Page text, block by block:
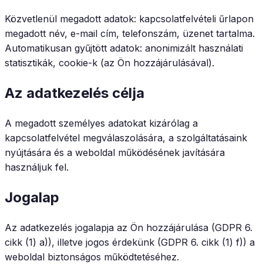
Közvetlenül megadott adatok: kapcsolatfelvételi űrlapon
megadott név, e-mail cím, telefonszám, üzenet tartalma.
Automatikusan gyűjtött adatok: anonimizált használati
statisztikák, cookie-k (az Ön hozzájárulásával).
Az adatkezelés célja
A megadott személyes adatokat kizárólag a
kapcsolatfelvétel megválaszolására, a szolgáltatásaink
nyújtására és a weboldal működésének javítására
használjuk fel.
Jogalap
Az adatkezelés jogalapja az Ön hozzájárulása (GDPR 6.
cikk (1) a)), illetve jogos érdekünk (GDPR 6. cikk (1) f)) a
weboldal biztonságos működtetéséhez.